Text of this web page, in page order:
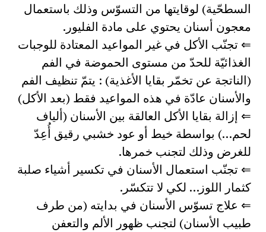
السطحّية) لوقايتها من التسوّس وذلك باستعمال
معجون أسنان يحتوي على مادة الفليور.
⇐ تجنّب الأكل في غير المواعيد المعتادة للوجبات
الغذائيّة للحدّ من مستوى الحموضة في الفم
(الناتجة عن تخمّر بقايا الأغذية) : يتمّ تنظيف الفم
والأسنان عادّة في هذه المواعيد فقط (بعد الأكل)
⇐ إزالة بقايا الأكل العالقة بين الأسنان (ألياف
لحم…) بواسطة خيط أو عود خشبي رقيق أُعِدّ
للغرض وذلك لتجنب خمرها.
⇐ تجنّب استعمال الأسنان في تكسير أشياء صلبة
كثمار اللوز… لكي لا تتكسّر.
⇐ علاج تسوّس الأسنان في بدايته (من طرف
طبيب الأسنان) لتجنب ظهور الألم والتعفن